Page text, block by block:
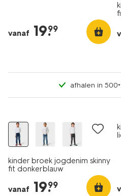
vanaf 19.
99
afhalen in
kinder broek jogdenim skinny
fit donkerblauw
vanaf 19.
99